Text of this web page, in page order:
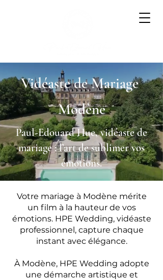
Vidéaste de Mariage
Modène
Paul-Edouard Hue, vidéaste de
mariage : l’art de sublimer vos
émotions.
Votre mariage à Modène mérite
un film à la hauteur de vos
émotions. HPE Wedding, vidéaste
professionnel, capture chaque
instant avec élégance.
À Modène, HPE Wedding adopte
une démarche artistique et